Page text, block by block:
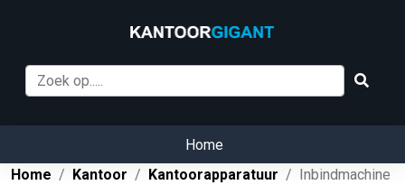
Home
Home
Kantoor Kantoorapparatuur Inbindmachine